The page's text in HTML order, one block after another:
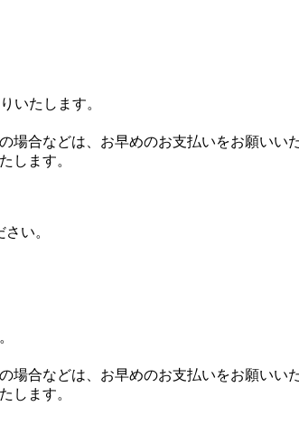
いたします。
合などは、お早めのお支払いをお願いい
します。
さい。
合などは、お早めのお支払いをお願いい
します。